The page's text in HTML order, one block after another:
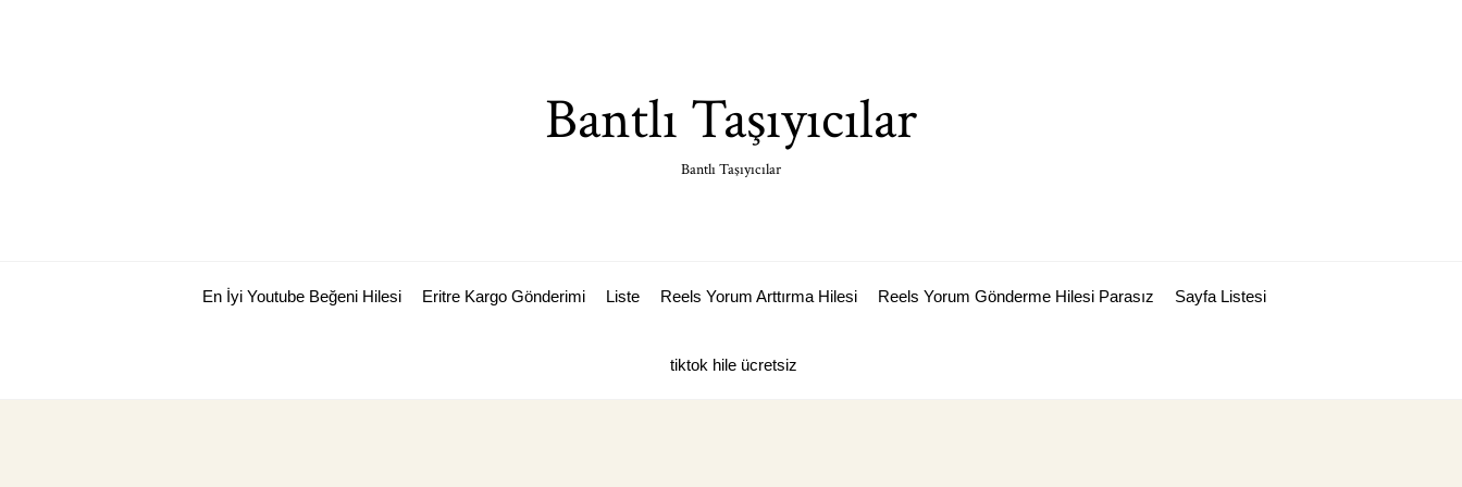
Bantlı Taşıyıcılar
Bantlı Taşıyıcılar
En İyi Youtube Beğeni Hilesi Eritre Kargo Gönderimi Liste Reels Yorum Arttırma Hilesi Reels Yorum Gönderme Hilesi Parasız Sayfa Listesi
tiktok hile ücretsiz